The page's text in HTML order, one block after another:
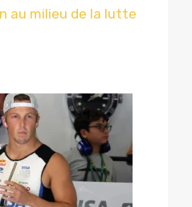
au milieu de la lutte